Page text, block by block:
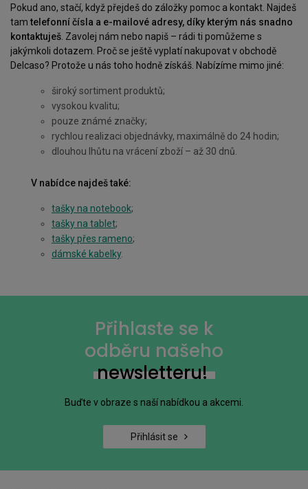
Pokud ano, stačí, když přejdeš do záložky pomoc a kontakt. Najdeš
tamtelefonní čísla a e-mailové adresy, díky kterým nás snadno
kontaktuješ. Zavolej nám nebo napiš – rádi ti pomůžeme s
jakýmkoli dotazem. Proč se ještě vyplatí nakupovat v obchodě
Delcaso? Protože u nás toho hodně získáš. Nabízíme mimo jiné:
široký sortiment produktů;
vysokou kvalitu;
pouze známé značky;
rychlou realizaci objednávky, maximálně do 24 hodin;
dlouhou lhůtu na vrácení zboží – až 30 dnů.
V nabídce najdeš také:
tašky na notebook;
tašky na tablet;
tašky přes rameno;
dámské kabelky.
Přihlaste se k
odběru našeho
newsletteru!
Buďte v obraze s naší nabídkou a akcemi.
Přihlásit se